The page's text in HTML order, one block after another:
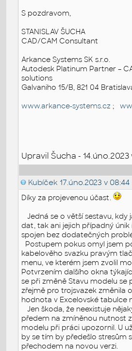
S pozdravom,
STANISLAV ŠUCHA
CAD/CAM Consultant
Arkance Systems SK s.r.o.
Autodesk Platinum Partner –
solutions
Galvaniho 15/B, 821 04
www.arkance-systems.cz;
Upravil Šucha - 14.úno.2023 v
Kubíček 17.úno.2023 v 08:44
Díky za projevenou účast.
Jedná se o větší sestavu, kdy
dat, tak ani jejich případný
spojen bez dodatečných
Postupem pokus omyl jsem
kabelověho svazku pravým
menu, ve kterém jsem zvolil
Potvrzením dalšího okna
se při změně Stavu modelu se
zřejmě pro trojsvazek změnila
hodnota v Excelovské tabulce
Jen škoda, že neexistuje
předem na zmíněnou nutnost
modelu při práci upozornil. U
by se tím by předešlo stresům
přechodem na novou verzi.